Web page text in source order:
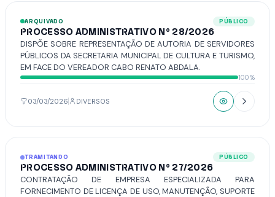
ARQUIVADO PÚBLICO
PROCESSO ADMINISTRATIVO Nº 28/2026
DISPÕE SOBRE REPRESENTAÇÃO DE AUTORIA DE SERVIDORES
PÚBLICOS DA SECRETARIA MUNICIPAL DE CULTURA E TURISMO,
EM FACE DO VEREADOR CABO RENATO ABDALA.
100%
03/03/2026 DIVERSOS
TRAMITANDO PÚBLICO
PROCESSO ADMINISTRATIVO Nº 27/2026
CONTRATAÇÃO DE EMPRESA ESPECIALIZADA PARA
FORNECIMENTO DE LICENÇA DE USO, MANUTENÇÃO, SUPORTE